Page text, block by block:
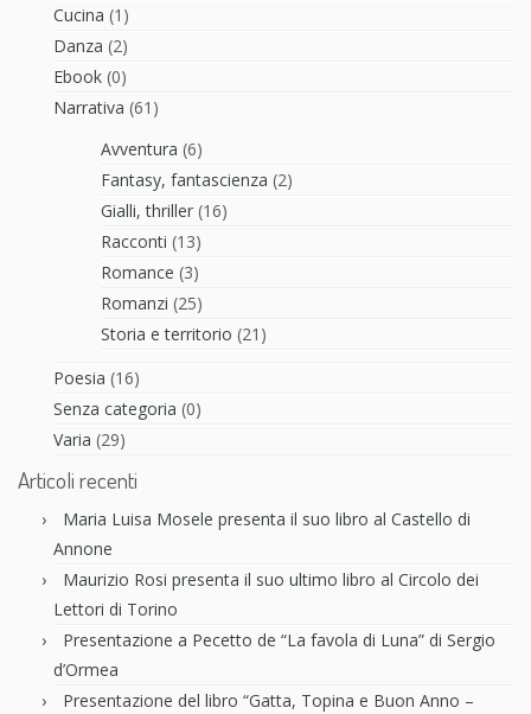
Cucina (1)
Danza (2)
Ebook (0)
Narrativa (61)
Avventura (6)
Fantasy, fantascienza (2)
Gialli, thriller (16)
Racconti (13)
Romance (3)
Romanzi (25)
Storia e territorio (21)
Poesia (16)
Senza categoria (0)
Varia (29)
Articoli recenti
Maria Luisa Mosele presenta il suo libro al Castello di
Annone
Maurizio Rosi presenta il suo ultimo libro al Circolo dei
Lettori di Torino
Presentazione a Pecetto de “La favola di Luna” di Sergio
d’Ormea
Presentazione del libro “Gatta, Topina e Buon Anno –